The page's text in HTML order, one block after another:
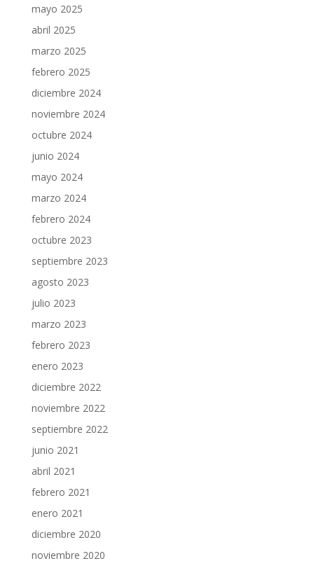
mayo 2025
abril 2025
marzo 2025
febrero 2025
diciembre 2024
noviembre 2024
octubre 2024
junio 2024
mayo 2024
marzo 2024
febrero 2024
octubre 2023
septiembre 2023
agosto 2023
julio 2023
marzo 2023
febrero 2023
enero 2023
diciembre 2022
noviembre 2022
septiembre 2022
junio 2021
abril 2021
febrero 2021
enero 2021
diciembre 2020
noviembre 2020